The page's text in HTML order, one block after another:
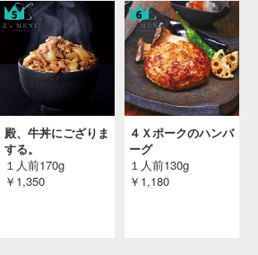
殿、牛丼にござりま
する。
１人前170g
￥1,350
４Ｘポークのハンバ
ーグ
１人前130g
￥1,180